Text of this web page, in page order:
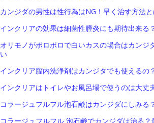
カンジダの男性は性行為はNG！早く治す方法と
インクリアの効果は細菌性膣炎にも期待出来る
オリモノがポロポロで白いカスの場合はカンジ
い
インクリア膣内洗浄剤はカンジタでも使えるの
インクリアはトイレやお風呂場で使うのは大丈
コラージュフルフル泡石鹸はカンジダにしみる
コラージュフルフル 泡石鹸でカンジダは治る